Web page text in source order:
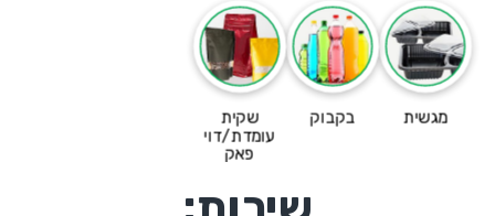
מגשית בקבוק
שקית
עומדת/דוי
פאק